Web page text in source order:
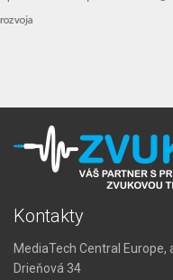
Kontakty
MediaTech Central Europe,
Drieňová 34